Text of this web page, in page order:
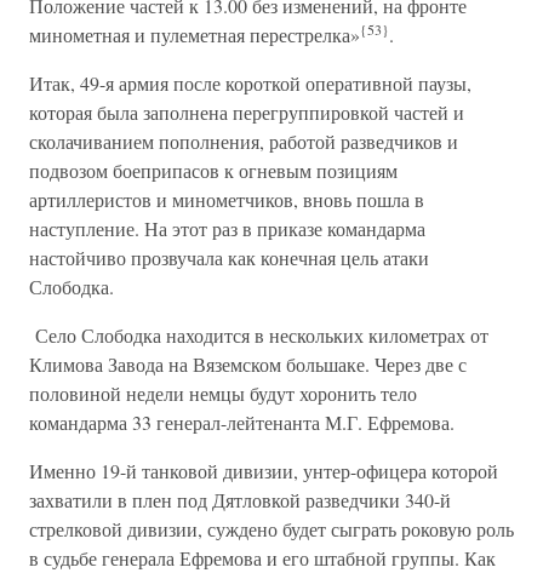
Положение частей к 13.00 без изменений, на фронте
минометная и пулеметная перестрелка»{53}.
Итак, 49-я армия после короткой оперативной паузы,
которая была заполнена перегруппировкой частей и
сколачиванием пополнения, работой разведчиков и
подвозом боеприпасов к огневым позициям
артиллеристов и минометчиков, вновь пошла в
наступление. На этот раз в приказе командарма
настойчиво прозвучала как конечная цель атаки
Слободка.
Село Слободка находится в нескольких километрах от
Климова Завода на Вяземском большаке. Через две с
половиной недели немцы будут хоронить тело
командарма 33 генерал-лейтенанта М.Г. Ефремова.
Именно 19-й танковой дивизии, унтер-офицера которой
захватили в плен под Дятловкой разведчики 340-й
стрелковой дивизии, суждено будет сыграть роковую роль
в судьбе генерала Ефремова и его штабной группы. Как